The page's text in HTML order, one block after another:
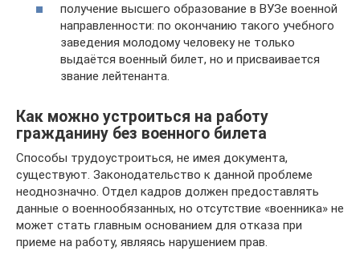
получение высшего образование в ВУЗе военной
направленности: по окончанию такого учебного
заведения молодому человеку не только
выдаётся военный билет, но и присваивается
звание лейтенанта.
Как можно устроиться на работу
гражданину без военного билета
Способы трудоустроиться, не имея документа,
существуют. Законодательство к данной проблеме
неоднозначно. Отдел кадров должен предоставлять
данные о военнообязанных, но отсутствие «военника» не
может стать главным основанием для отказа при
приеме на работу, являясь нарушением прав.